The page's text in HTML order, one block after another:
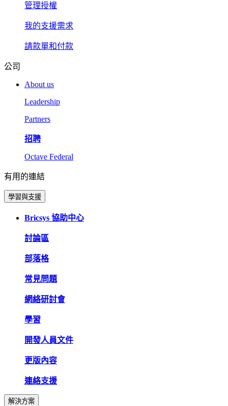
管理授權
我的支援需求
請款單和付款
公司
About us
Leadership
Partners
招聘
Octave Federal
有用的連結
學習與支援
Bricsys 協助中心
討論區
部落格
常見問題
網絡研討會
學習
開發人員文件
更版內容
連絡支援
解決方案